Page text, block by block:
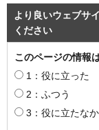
より良いウェブサ
ください
このページの情報
1：役に立った
2：ふつう
3：役に立たな